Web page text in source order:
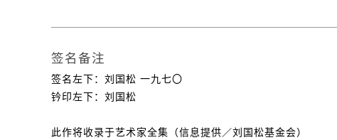
签名备注
签名左下：刘国松 一九七〇
钤印左下：刘国松
此作将收录于艺术家全集（信息提供／刘国松基金会）